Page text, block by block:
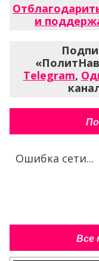
и
Telegram,
Ошибка сети...
Все